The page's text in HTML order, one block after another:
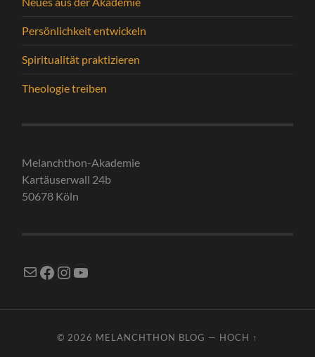
Persönlichkeit entwickeln
Spiritualität praktizieren
Theologie treiben
Melanchthon-Akademie
Kartäuserwall 24b
50678 Köln
E-MailFacebook
Instagram
YouTube
© 2026 MELANCHTHON BLOG — HOCH ↑